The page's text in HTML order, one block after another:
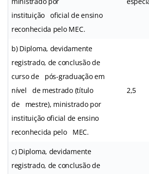
instituição oficial de ensino
reconhecida pelo MEC.
b) Diploma, devidamente
registrado, de conclusão de
curso de pós-graduação em
nível de mestrado (título
de mestre), ministrado por
instituição oficial de ensino
reconhecida pelo MEC.
2,5
c) Diploma, devidamente
registrado, de conclusão de